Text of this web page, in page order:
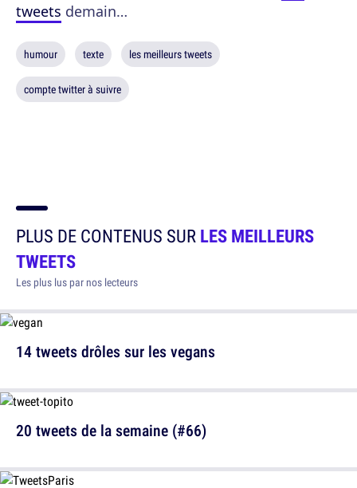
tweets demain…
humour texte les meilleurs tweets
compte twitter à suivre
PLUS DE CONTENUS SURLES MEILLEURS
TWEETS
Les plus lus par nos lecteurs
14 tweets drôles sur les vegans
20 tweets de la semaine (#66)